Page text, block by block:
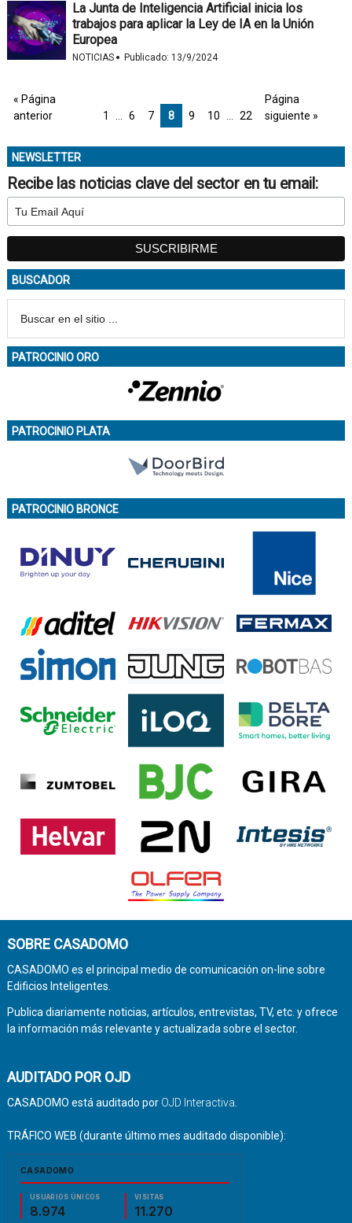
La Junta de Inteligencia Artificial inicia los
trabajos para aplicar la Ley de IA en la Unión
Europea
NOTICIAS · Publicado: 13/9/2024
« Página
anterior
1 6 7 8 9 10 22
Página
siguiente »
NEWSLETTER
Recibe las noticias clave del sector en tu email:
BUSCADOR
PATROCINIO ORO
PATROCINIO PLATA
PATROCINIO BRONCE
SOBRE CASADOMO
CASADOMO es el principal medio de comunicación on-line sobre
Edificios Inteligentes.
Publica diariamente noticias, artículos, entrevistas, TV, etc. y ofrece
la información más relevante y actualizada sobre el sector.
AUDITADO POR OJD
CASADOMO está auditado por OJD Interactiva
TRÁFICO WEB (durante último mes auditado disponible):